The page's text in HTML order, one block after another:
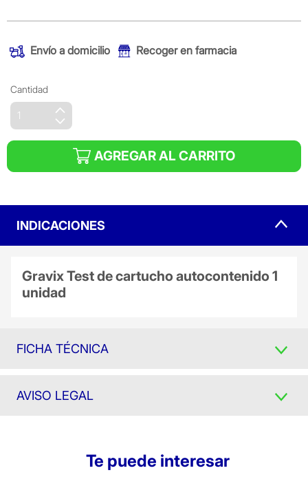
Envío a domicilio Recoger en farmacia
Cantidad
AGREGAR AL CARRITO
INDICACIONES
Gravix Test de cartucho autocontenido 1
unidad
FICHA TÉCNICA
AVISO LEGAL
Te puede interesar